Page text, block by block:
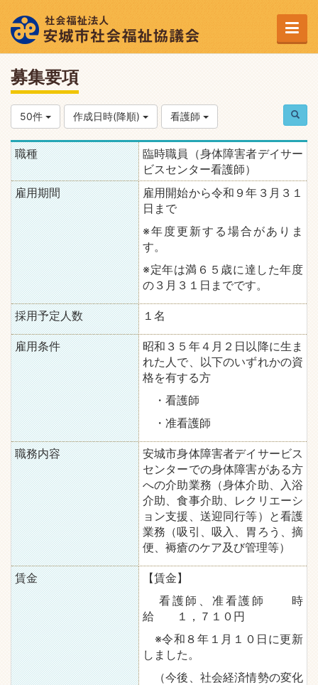
募集要項
50件 作成日時(降順) 看護師
職種
臨時職員（身体障害者デイサー
ビスセンター看護師）
雇用期間
雇用開始から令和９年３月３１
日まで
※年度更新する場合がありま
す。
※定年は満６５歳に達した年度
の３月３１日までです。
採用予定人数 １名
雇用条件
昭和３５年４月２日以降に生ま
れた人で、以下のいずれかの資
格を有する方
・看護師
・准看護師
職務内容
安城市身体障害者デイサービス
センターでの身体障害がある方
への介助業務（身体介助、入浴
介助、食事介助、レクリエーシ
ョン支援、送迎同行等）と看護
業務（吸引、吸入、胃ろう、摘
便、褥瘡のケア及び管理等）
賃金
【賃金】
看護師、准看護師 時
給 １，７１０円
※令和８年１月１０日に更新
しました。
（今後、社会経済情勢の変化